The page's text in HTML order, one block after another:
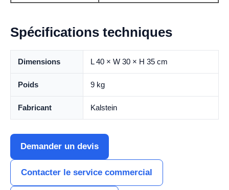
Spécifications techniques
Dimensions L 40 × W 30 × H 35 cm
Poids 9 kg
Fabricant Kalstein
Demander un devis
Contacter le service commercial